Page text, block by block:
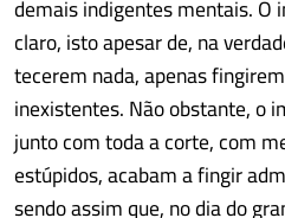
demais indigentes mentais. O
claro, isto apesar de, na
tecerem nada, apenas
inexistentes. Não obstante, o
junto com toda a corte, com
estúpidos, acabam a fingir
sendo assim que, no dia do